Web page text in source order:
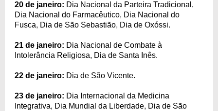
20 de janeiro: Dia Nacional da Parteira Tradicional,
Dia Nacional do Farmacêutico, Dia Nacional do
Fusca, Dia de São Sebastião, Dia de Oxóssi.
21 de janeiro: Dia Nacional de Combate à
Intolerância Religiosa, Dia de Santa Inês.
22 de janeiro: Dia de São Vicente.
23 de janeiro: Dia Internacional da Medicina
Integrativa, Dia Mundial da Liberdade, Dia de São